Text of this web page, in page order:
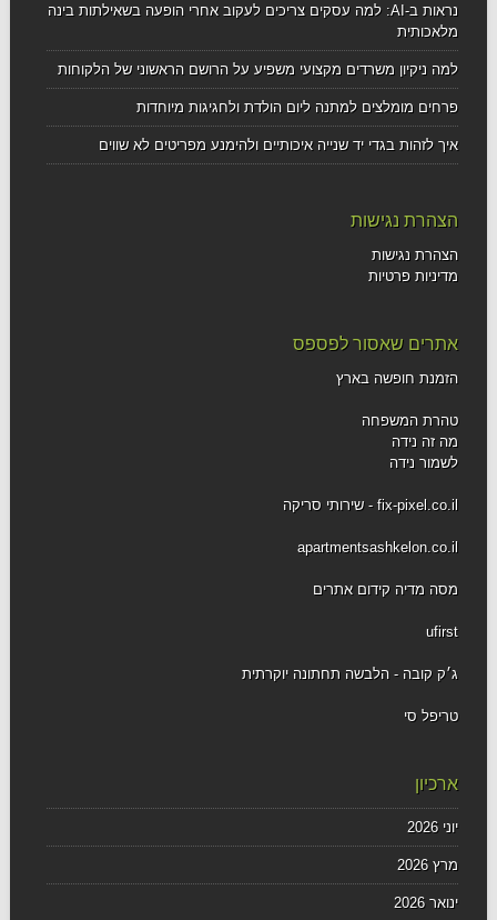
נראות ב-AI: למה עסקים צריכים לעקוב אחרי הופעה בשאילתות בינה
מלאכותית
למה ניקיון משרדים מקצועי משפיע על הרושם הראשוני של הלקוחות
פרחים מומלצים למתנה ליום הולדת ולחגיגות מיוחדות
איך לזהות בגדי יד שנייה איכותיים ולהימנע מפריטים לא שווים
הצהרת נגישות
הצהרת נגישות
מדיניות פרטיות
אתרים שאסור לפספס
הזמנת חופשה בארץ
טהרת המשפחה
מה זה נידה
לשמור נידה
fix-pixel.co.il - שירותי סריקה
apartmentsashkelon.co.il
מסה מדיה קידום אתרים
ufirst
ג׳ק קובה - הלבשה תחתונה יוקרתית
טריפל סי
ארכיון
יוני 2026
מרץ 2026
ינואר 2026